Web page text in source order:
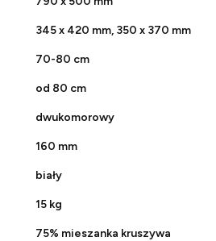
345 x 420 mm, 350 x 370 mm
70-80 cm
od 80 cm
dwukomorowy
160 mm
biały
15 kg
75% mieszanka kruszywa